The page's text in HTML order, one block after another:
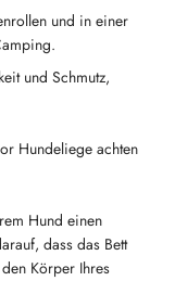
und in einer
und Schmutz,
Hundeliege achten
Hund einen
dass das Bett
Körper Ihres